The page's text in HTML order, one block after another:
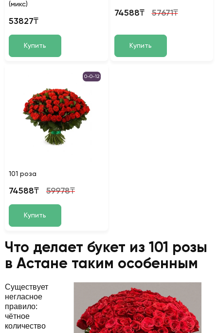
(микс)
53827₸
Купить
74588₸ 57671₸
Купить
0-0-12
101 роза
74588₸ 59978₸
Купить
Что делает букет из 101 розы
в Астане таким особенным
Существует
негласное
правило:
чётное
количество